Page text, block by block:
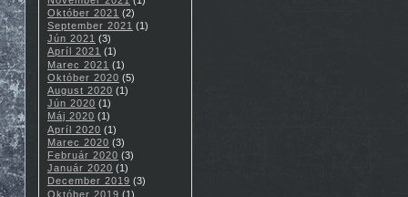
Október 2021 (2)
September 2021 (1)
Jún 2021 (3)
Apríl 2021 (1)
Marec 2021 (1)
Október 2020 (5)
August 2020 (1)
Jún 2020 (1)
Máj 2020 (1)
Apríl 2020 (1)
Marec 2020 (3)
Február 2020 (3)
Január 2020 (1)
December 2019 (3)
Október 2019 (1)